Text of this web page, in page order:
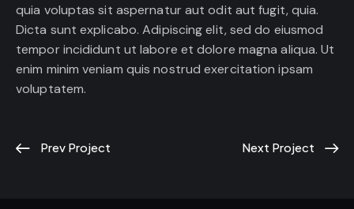
quia voluptas sit aspernatur aut odit aut fugit, quia.
Dicta sunt explicabo. Adipiscing elit, sed do eiusmod
tempor incididunt ut labore et dolore magna aliqua. Ut
enim minim veniam quis nostrud exercitation ipsam
voluptatem.
Prev Project Next Project